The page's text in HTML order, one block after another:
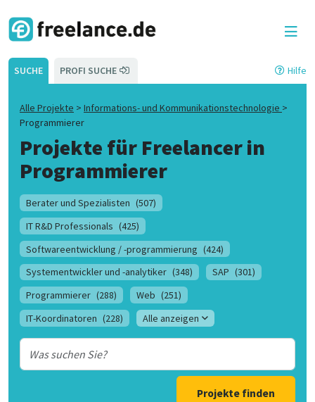
SUCHE PROFI SUCHE Hilfe
Alle Projekte > Informations- und Kommunikationstechnologie >
Programmierer
Projekte für Freelancer in
Programmierer
Berater und Spezialisten (507)
IT R&D Professionals (425)
Softwareentwicklung / -programmierung (424)
Systementwickler und -analytiker (348) SAP (301)
Programmierer (288) Web (251)
IT-Koordinatoren (228) Alle anzeigen
Projekte finden